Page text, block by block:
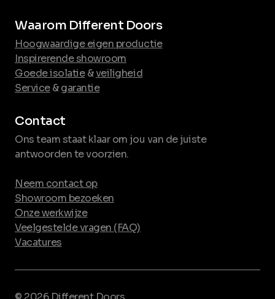
Waarom Different Doors
Hoogwaardige eigen productie
Inspirerende showroom
Goede isolatie&veiligheid
Service&garantie
Contact
Ons team staat klaar om jou van de juiste
antwoorden te voorzien.
Neem contact op
Showroom bezoeken
Onze werkwijze
Veelgestelde vragen (FAQ)
Vacatures